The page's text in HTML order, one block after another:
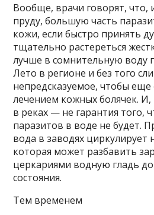
Вообще, врачи говорят, что,
пруду, большую часть
кожи, если быстро принять
тщательно растереться
лучше в сомнительную воду
Лето в регионе и без того
непредсказуемое, чтобы еще
лечением кожных болячек. И,
в реках — не гарантия того,
паразитов в воде не будет.
вода в заводях циркулирует
которая может разбавить
церкариями водную гладь до
состояния.
Тем временем